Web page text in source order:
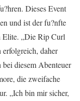
Dieses Event
und ist der fu?nfte
Elite. „Die Rip Curl
daher
bei diesem Abenteuer
die zweifache
„Ich bin mir sicher,